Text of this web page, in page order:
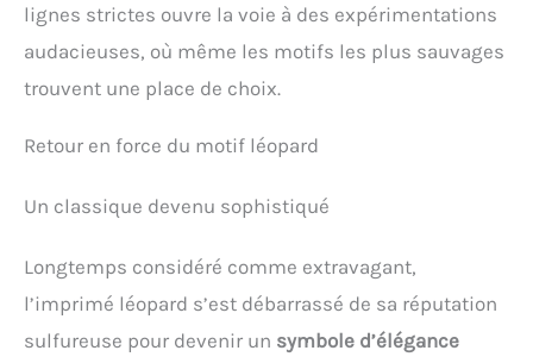
lignes strictes ouvre la voie à des expérimentations
audacieuses, où même les motifs les plus sauvages
trouvent une place de choix.
Retour en force du motif léopard
Un classique devenu sophistiqué
Longtemps considéré comme extravagant,
l’imprimé léopard s’est débarrassé de sa réputation
sulfureuse pour devenir un symbole d’élégance